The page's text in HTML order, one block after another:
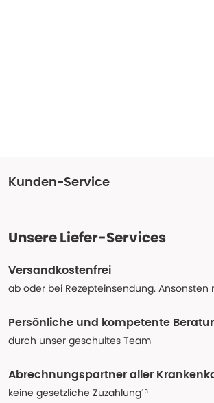
Kunden-Service
Unsere Liefer-Services
Versandkostenfrei
ab oder bei Rezepteinsendung. Ansonsten
Persönliche und kompetente
durch unser geschultes Team
Abrechnungspartner aller
keine gesetzliche Zuzahlung¹³